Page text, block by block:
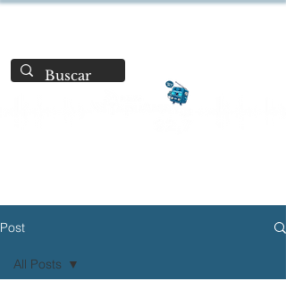
Post
All Posts